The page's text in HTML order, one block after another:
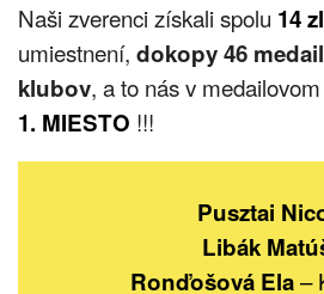
Naši zverenci získali spolu 14
umiestnení, dokopy 46
klubov, a to nás v
1. MIESTO !!!
Pusztai
Libák
Ronďošová Ela–